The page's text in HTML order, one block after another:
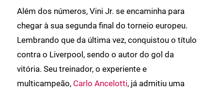
Além dos números, Vini Jr. se encaminha para
chegar à sua segunda final do torneio europeu.
Lembrando que da última vez, conquistou o título
contra o Liverpool, sendo o autor do gol da
vitória. Seu treinador, o experiente e
multicampeão, Carlo Ancelotti, já admitiu uma